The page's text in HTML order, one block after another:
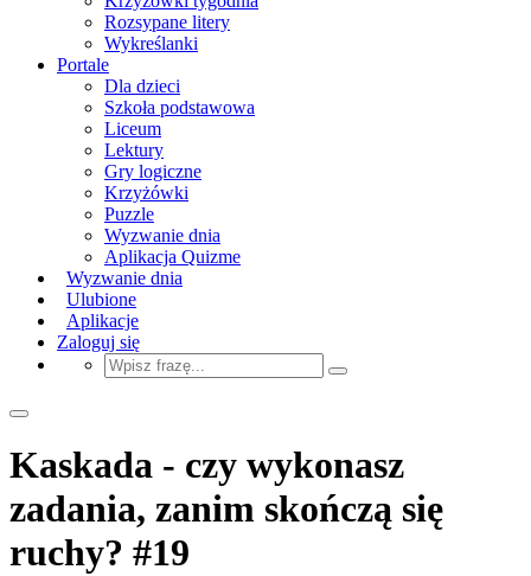
Rozsypane litery
Wykreślanki
Portale
Dla dzieci
Szkoła podstawowa
Liceum
Lektury
Gry logiczne
Krzyżówki
Puzzle
Wyzwanie dnia
Aplikacja Quizme
Wyzwanie dnia
Ulubione
Aplikacje
Zaloguj się
Kaskada - czy wykonasz
zadania, zanim skończą się
ruchy? #19